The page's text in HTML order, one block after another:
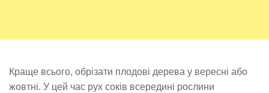
Краще всього, обрізати плодові дерева у вересні або
жовтні. У цей час рух соків всередині рослини